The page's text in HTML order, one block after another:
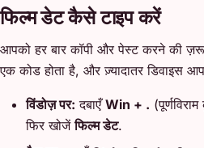
फिल्म डेट कैसे टाइप करें
आपको हर बार कॉपी और पेस्ट करने की
एक कोड होता है, और ज़्यादातर डिवाइस
विंडोज़ पर: दबाएँWin + .
फिर खोजेंफिल्म डेट.